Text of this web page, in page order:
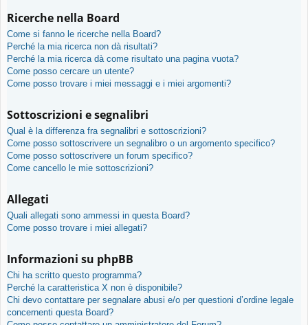
Ricerche nella Board
Come si fanno le ricerche nella Board?
Perché la mia ricerca non dà risultati?
Perché la mia ricerca dà come risultato una pagina vuota?
Come posso cercare un utente?
Come posso trovare i miei messaggi e i miei argomenti?
Sottoscrizioni e segnalibri
Qual è la differenza fra segnalibri e sottoscrizioni?
Come posso sottoscrivere un segnalibro o un argomento specifico?
Come posso sottoscrivere un forum specifico?
Come cancello le mie sottoscrizioni?
Allegati
Quali allegati sono ammessi in questa Board?
Come posso trovare i miei allegati?
Informazioni su phpBB
Chi ha scritto questo programma?
Perché la caratteristica X non è disponibile?
Chi devo contattare per segnalare abusi e/o per questioni d’ordine legale
concernenti questa Board?